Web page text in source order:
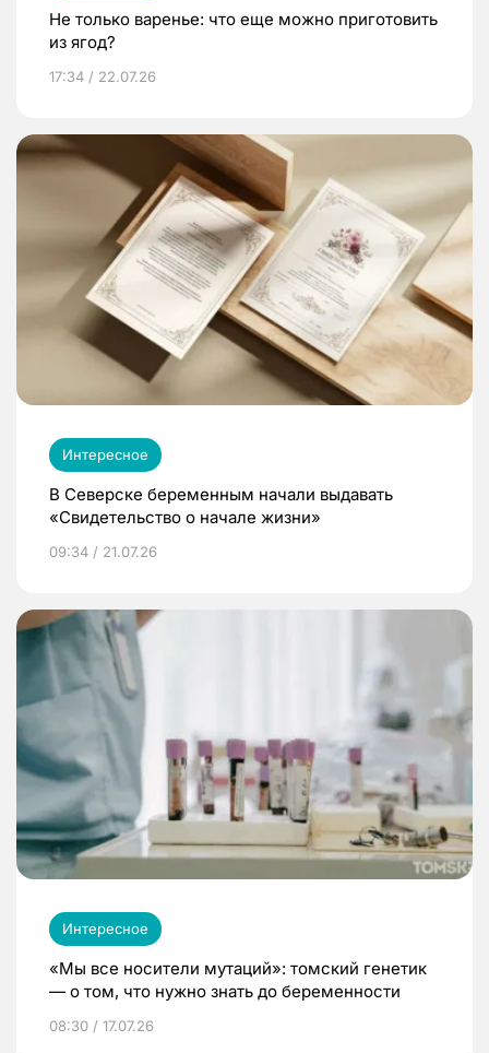
Не только варенье: что еще можно приготовить
из ягод?
17:34 / 22.07.26
Интересное
В Северске беременным начали выдавать
«Свидетельство о начале жизни»
09:34 / 21.07.26
Интересное
«Мы все носители мутаций»: томский генетик
— о том, что нужно знать до беременности
08:30 / 17.07.26